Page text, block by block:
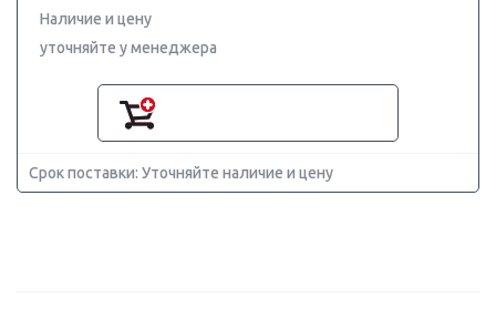
Наличие и цену
уточняйте у менеджера
Срок поставки: Уточняйте наличие и цену